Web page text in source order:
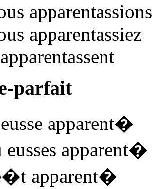
apparentassions
apparentassiez
apparentassent
parfait
eusse apparent�
eusses apparent�
apparent�